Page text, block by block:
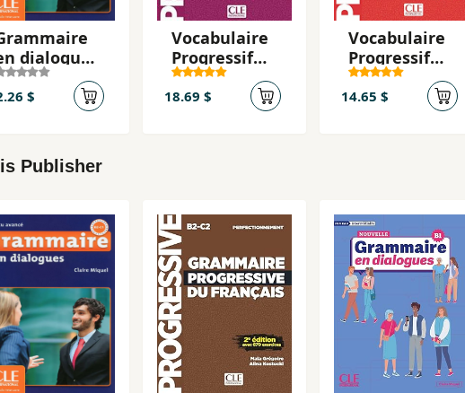
dialogues
Niveau
Livre avance
CD-audio
$
Vocabulaire
Progressif
du Fracais ,
Corrigés ,
18.69 $
Vocabulaire
Progressif
Du Francais:
Intermédiar
e (Corrigés)
14.65 $
Publisher